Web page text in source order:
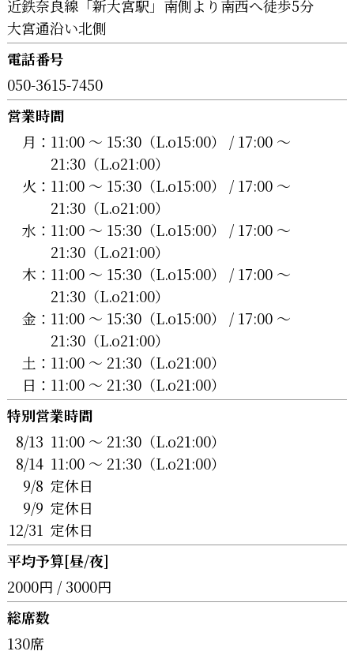
近鉄奈良線「新大宮駅」南側より南西へ徒歩5分
大宮通沿い北側
電話番号
050-3615-7450
営業時間
月： 11:00 〜 15:30（L.o15:00） / 17:00 〜
21:30（L.o21:00）
火： 11:00 〜 15:30（L.o15:00） / 17:00 〜
21:30（L.o21:00）
水： 11:00 〜 15:30（L.o15:00） / 17:00 〜
21:30（L.o21:00）
木： 11:00 〜 15:30（L.o15:00） / 17:00 〜
21:30（L.o21:00）
金： 11:00 〜 15:30（L.o15:00） / 17:00 〜
21:30（L.o21:00）
土： 11:00 〜 21:30（L.o21:00）
日： 11:00 〜 21:30（L.o21:00）
特別営業時間
8/13 11:00 〜 21:30（L.o21:00）
8/14 11:00 〜 21:30（L.o21:00）
9/8 定休日
9/9 定休日
12/31 定休日
平均予算[昼/夜]
2000円 / 3000円
総席数
130席